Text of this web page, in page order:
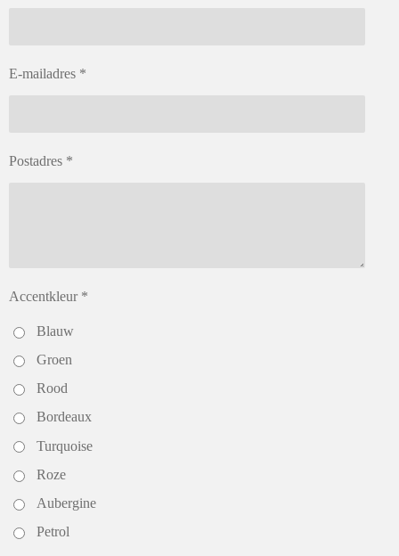
E-mailadres *
Postadres *
Accentkleur *
Blauw
Groen
Rood
Bordeaux
Turquoise
Roze
Aubergine
Petrol